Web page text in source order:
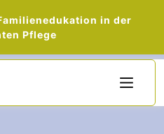
in der
Pflege